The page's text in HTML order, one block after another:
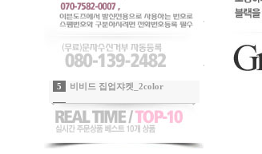
7 립포인트 윙클SK_민트
8 쿨링 아노락 아웃포켓팬츠_샤인그레이